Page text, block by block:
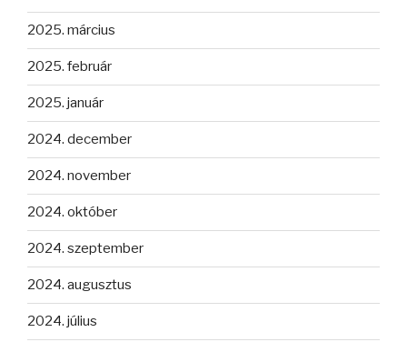
2025. március
2025. február
2025. január
2024. december
2024. november
2024. október
2024. szeptember
2024. augusztus
2024. július